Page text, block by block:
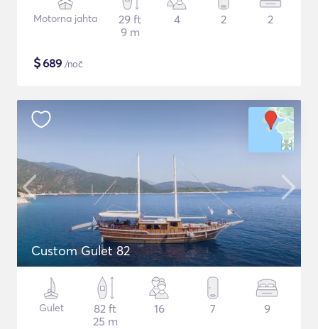
Motorna jahta
29 ft
9 m
4 2 2
$689 /noč
Custom Gulet 82
Gulet
82 ft
25 m
16 7 9